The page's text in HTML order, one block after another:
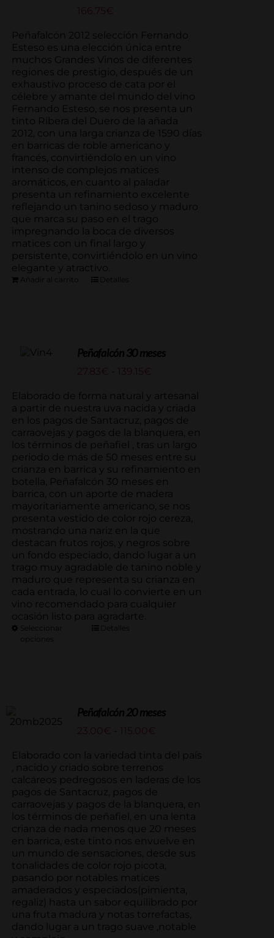
166.75€
Peñafalcón 2012 selección Fernando
Esteso es una elección única entre
muchos Grandes Vinos de diferentes
regiones de prestigio, después de un
exhaustivo proceso de cata por el
célebre y amante del mundo del vino
Fernando Esteso, se nos presenta un
tinto Ribera del Duero de la añada
2012, con una larga crianza de 1590 días
en barricas de roble americano y
francés, convirtiéndolo en un vino
intenso de complejos matices
aromáticos, en cuanto al paladar
presenta un refinamiento excelente
reflejando un tanino sedoso y maduro
que marca su paso en el trago
impregnando la boca de diversos
matices con un final largo y
persistente, convirtiéndolo en un vino
elegante y atractivo.
Añadir al carrito Detalles
Peñafalcón 30 meses
27.83€ 139.15€
precios:
desde
27.83€
hasta
139.15€
Elaborado de forma natural y artesanal
a partir de nuestra uva nacida y criada
en los pagos de Santacruz, pagos de
carraovejas y pagos de la blanquera, en
los términos de peñafiel , tras un largo
periodo de más de 50 meses entre su
crianza en barrica y su refinamiento en
botella, Peñafalcón 30 meses en
barrica, con un aporte de madera
mayoritariamente americano, se nos
presenta vestido de color rojo cereza,
mostrando una nariz en la que
destacan frutos rojos, y negros sobre
un fondo especiado, dando lugar a un
trago muy agradable de tanino noble y
maduro que representa su crianza en
cada entrada, lo cual lo convierte en un
vino recomendado para cualquier
ocasión listo para agradarte.
Seleccionar
opciones
Detalles
Peñafalcón 20 meses
23.00 € 115.00 €
precios:
desde
23.00€
115.00€
Elaborado con la variedad tinta del país
, nacido y criado sobre terrenos
calcáreos pedregosos en laderas de los
pagos de Santacruz, pagos de
carraovejas y pagos de la blanquera, en
los términos de peñafiel, en una lenta
crianza de nada menos que 20 meses
en barrica, este tinto nos envuelve en
un mundo de sensaciones, desde sus
tonalidades de color rojo picota,
pasando por notables matices
amaderados y especiados(pimienta,
regaliz) hasta un sabor equilibrado por
una fruta madura y notas torrefactas,
dando lugar a un trago suave ,notable